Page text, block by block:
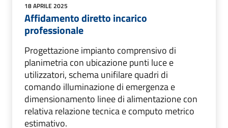
18 APRILE 2025
Affidamento diretto incarico
professionale
Progettazione impianto comprensivo di
planimetria con ubicazione punti luce e
utilizzatori, schema unifilare quadri di
comando illuminazione di emergenza e
dimensionamento linee di alimentazione con
relativa relazione tecnica e computo metrico
estimativo.